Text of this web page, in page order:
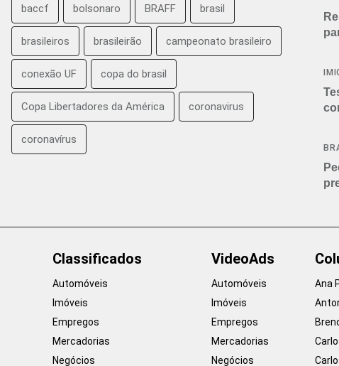
baccf bolsonaro BRAFF brasil
brasileiros brasileirão campeonato brasileiro
conexão UF copa do brasil
Copa Libertadores da América coronavirus
coronavírus
Classificados
Automóveis
Imóveis
Empregos
Mercadorias
Negócios
VideoAds
Automóveis
Imóveis
Empregos
Mercadorias
Negócios
Ana